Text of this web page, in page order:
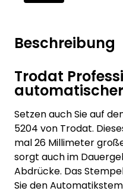
Beschreibung
Trodat
Setzen auch Sie auf
5204 von Trodat.
mal 26 Millimeter
sorgt auch im
Abdrücke. Das
Sie den